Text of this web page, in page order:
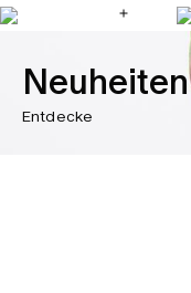
Neuheiten
Entdecke